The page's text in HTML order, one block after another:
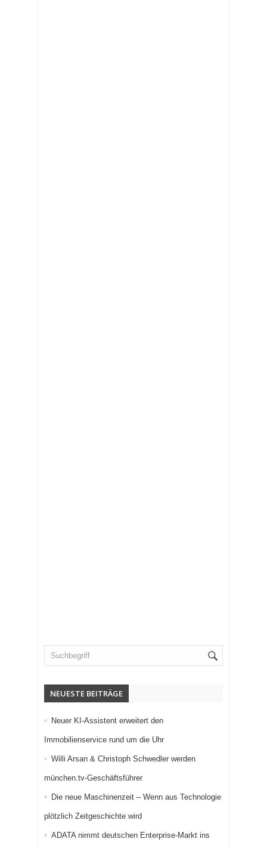
NEUESTE BEITRÄGE
Neuer KI-Assistent erweitert den
Immobilienservice rund um die Uhr
Willi Arsan & Christoph Schwedler werden
münchen.tv-Geschäftsführer
Die neue Maschinenzeit – Wenn aus Technologie
plötzlich Zeitgeschichte wird
ADATA nimmt deutschen Enterprise-Markt ins